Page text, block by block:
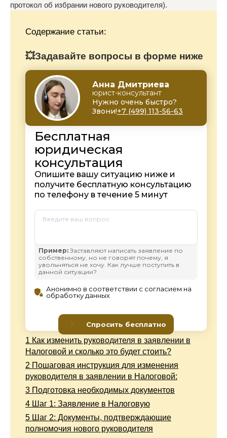
протокол об избрании нового руководителя).
Содержание статьи:
💥Задавайте вопросы в форме ниже
1 Как изменить руководителя в заявлении в
Налоговой и сколько это будет стоить?
2 Пошаговая инструкция для изменения
руководителя в заявлении в Налоговой:
3 Подготовка необходимых документов
4 Шаг 1: Заявление в Налоговую
5 Шаг 2: Документы, подтверждающие
полномочия нового руководителя